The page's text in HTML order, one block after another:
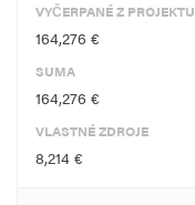
VYČERPANÉ Z PROJEKTU
164,276 €
SUMA
164,276 €
VLASTNÉ ZDROJE
8,214 €